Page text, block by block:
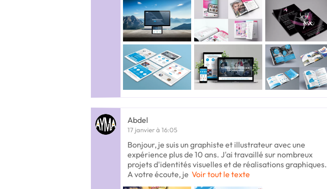
Abdel
17 janvier à 16:05
Bonjour, je suis un graphiste et illustrateur avec une
expérience plus de 10 ans. J'ai travaillé sur nombreux
projets d'identités visuelles et de réalisations graphiques.
A votre écoute, je Voir tout le texte